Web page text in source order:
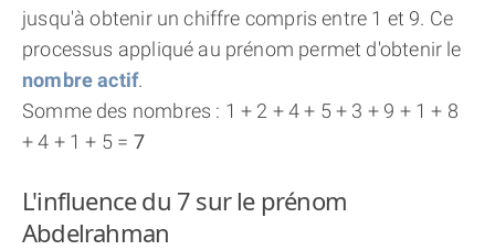
jusqu'à obtenir un chiffre compris entre 1 et 9. Ce
processus appliqué au prénom permet d'obtenir le
nombre actif.
Somme des nombres : 1 + 2 + 4 + 5 + 3 + 9 + 1 + 8
+ 4 + 1 + 5 = 7
L'influence du 7 sur le prénom
Abdelrahman